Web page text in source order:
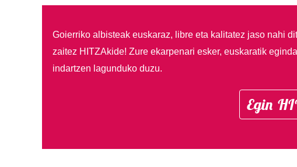
Goierriko albisteak euskaraz, libre eta kalitatez jaso nahi
zaitez HITZAkide! Zure ekarpenari esker, euskaratik
indartzen lagunduko duzu.
Egin